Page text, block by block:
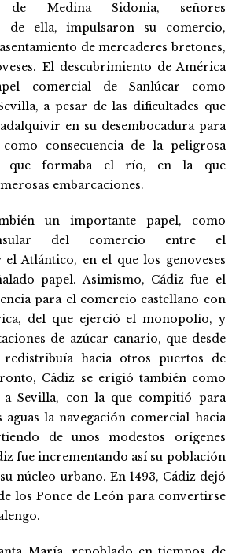
de Medina Sidonia, señores
de ella, impulsaron su comercio,
de mercaderes bretones,
. El descubrimiento de América
comercial de Sanlúcar como
a pesar de las dificultades que
en su desembocadura para
consecuencia de la peligrosa
que formaba el río, en la que
embarcaciones.
un importante papel, como
del comercio entre el
Atlántico, en el que los genoveses
papel. Asimismo, Cádiz fue el
para el comercio castellano con
del que ejerció el monopolio, y
de azúcar canario, que desde
redistribuía hacia otros puertos de
Cádiz se erigió también como
a Sevilla, con la que compitió para
aguas la navegación comercial hacia
de unos modestos orígenes
fue incrementando así su población
núcleo urbano. En 1493, Cádiz dejó
los Ponce de León para convertirse